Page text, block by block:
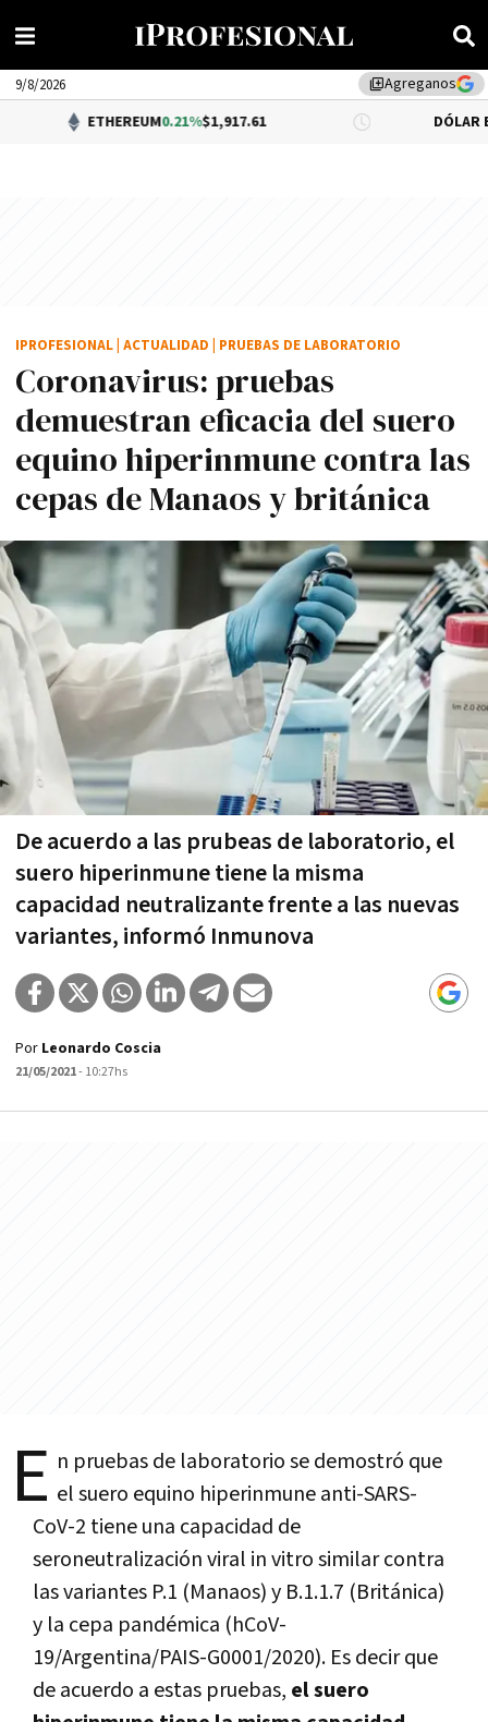
library_addAgreganos
9/8/2026
0.21%$1,917.61 DÓLAR BNA $1,520.00
Coronavirus: pruebas
demuestran eficacia del suero
equino hiperinmune contra las
cepas de Manaos y británica
De acuerdo a las prubeas de laboratorio, el
suero hiperinmune tiene la misma
capacidad neutralizante frente a las nuevas
variantes, informó Inmunova
IPROFESIONAL ACTUALIDAD PRUEBAS DE LABORATORIO
Por Leonardo Coscia
21/05/2021- 10:27hs
E n pruebas de laboratorio se demostró que
el suero equino hiperinmune anti-SARS-
CoV-2 tiene una capacidad de
seroneutralización viral in vitro similar contra
las variantes P.1 (Manaos) y B.1.1.7 (Británica)
y la cepa pandémica (hCoV-
19/Argentina/PAIS-G0001/2020). Es decir que
de acuerdo a estas pruebas, el suero